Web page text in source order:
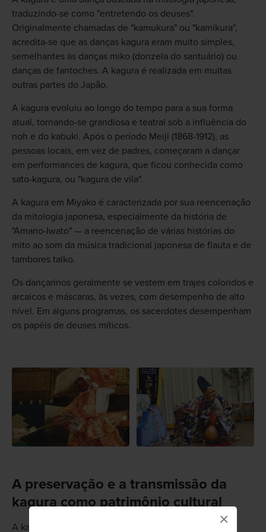
×
traduzindo-se como "entretendo os deuses".
Originalmente chamadas de "kamukura" ou "kamikura",
acredita-se que as danças kagura eram muito simples,
semelhantes às danças miko (donzela do santuário) ou
danças de fantoches. A kagura é realizada em muitas
outras partes do Japão.
A kagura evoluiu ao longo do tempo para a sua forma
atual, tornando-se grandiosa e teatral sob a influência do
noh e do kabuki. Após o período Meiji (1868-1912), as
pessoas locais, em vez de padres, começaram a dançar
em performances de kagura, que ficou conhecida como
sato-kagura, ou "kagura de vila".
A kagura em Miyako é caracterizada por sua reencenação
da mitologia japonesa, especialmente da história de
"Amano-Iwato" — a reencenação de várias histórias do
mito ao som da música tradicional japonesa de flauta e de
tambores taiko.
Os dançarinos geralmente se vestem em trajes coloridos e
arcaicos e máscaras, às vezes, com desempenho de alto
nível. Em alguns programas, os sacerdotes desempenham
os papéis de deuses míticos.
A preservação e a transmissão da
kagura como patrimônio cultural
A kagura tem sido uma importante forma de